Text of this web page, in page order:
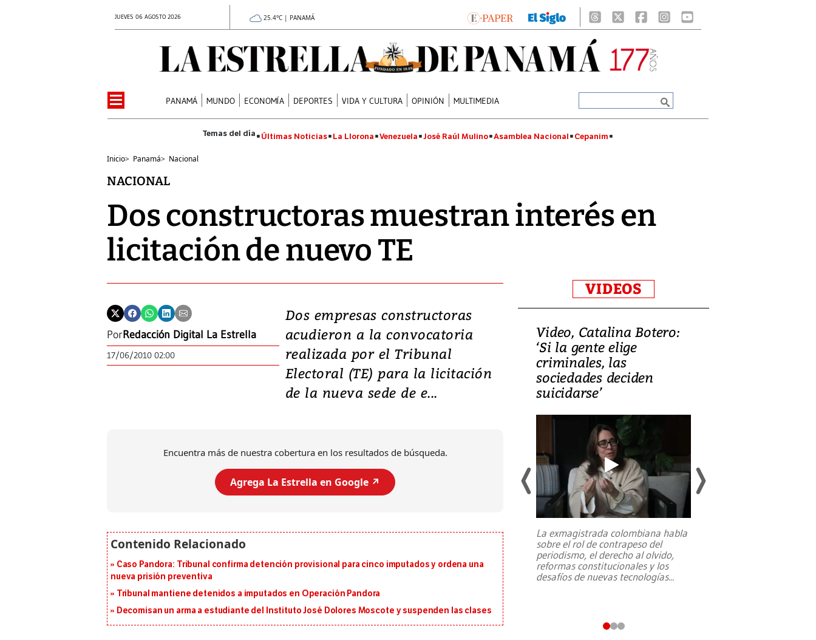
JUEVES 06 AGOSTO 2026 25.4°C | PANAMÁ
PANAMÁ MUNDO ECONOMÍA DEPORTES VIDA Y CULTURA OPINIÓN MULTIMEDIA
Últimas Noticias La Llorona Venezuela José Raúl Mulino Asamblea Nacional Cepanim
Inicio> Panamá> Nacional
NACIONAL
Dos constructoras muestran interés en
licitación de nuevo TE
PorRedacción Digital La Estrella
17/06/2010 02:00
Dos empresas constructoras
acudieron a la convocatoria
realizada por el Tribunal
Electoral (TE) para la licitación
de la nueva sede de e...
Encuentra más de nuestra cobertura en los resultados de búsqueda.
Agrega La Estrella en Google ↗️
Caso Pandora: Tribunal confirma detención provisional para cinco imputados y ordena una
nueva prisión preventiva
Tribunal mantiene detenidos a imputados en Operación Pandora
Decomisan un arma a estudiante del Instituto José Dolores Moscote y suspenden las clases
VIDEOS
Video, Japón: Terremoto
deja heridos y graves
daños en Kumamoto
al sur de Japón, provocando una
Video, Catalina Botero:
‘Si la gente elige
criminales, las
sociedades deciden
suicidarse’
La exmagistrada colombiana habla
sobre el rol de contrapeso del
periodismo, el derecho al olvido,
reformas constitucionales y los
desafíos de nuevas tecnologías...